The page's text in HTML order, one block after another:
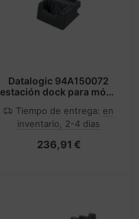
Datalogic 94A150072
estación dock para móvil
Tiempo de entrega: en
inventario, 2-4 dias
236,91 €